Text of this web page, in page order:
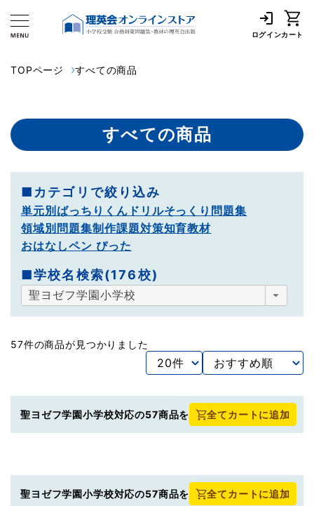
ログインカート
TOPページ すべての商品
すべての商品
■カテゴリで絞り込み
単元別ばっちりくんドリルそっくり問題集
領域別問題集制作課題対策知育教材
おはなしペン ぴった
■学校名検索(176校)
57件の商品が見つかりました
聖ヨゼフ学園小学校対応の57商品を 全てカートに追加
聖ヨゼフ学園小学校対応の57商品を 全てカートに追加